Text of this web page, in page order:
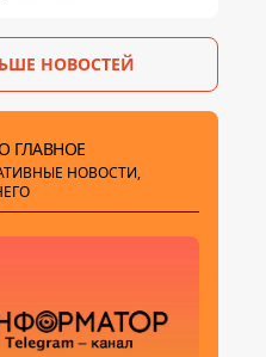
НОВОСТЕЙ
ГЛАВНОЕ
НОВОСТИ,